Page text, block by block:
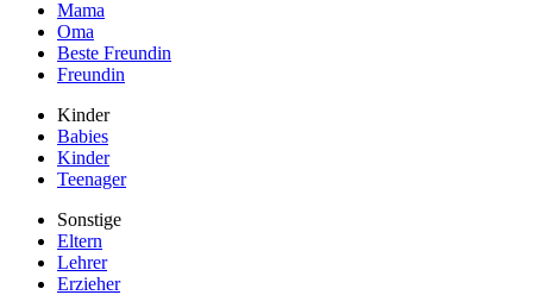
Mama
Oma
Beste Freundin
Freundin
Kinder
Babies
Kinder
Teenager
Sonstige
Eltern
Lehrer
Erzieher